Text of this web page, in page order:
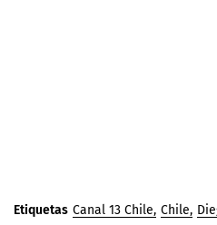
Etiquetas Canal 13 Chile Chile